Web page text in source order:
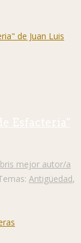
Esfacteria"
mejor autor/a
Antigüedad,